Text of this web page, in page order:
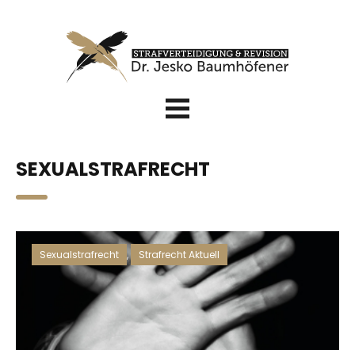
SEXUALSTRAFRECHT
Sexualstrafrecht , Strafrecht Aktuell